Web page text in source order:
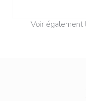
Voir également